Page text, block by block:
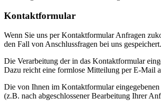
Kontaktformular
Wenn Sie uns per Kontaktformular Anfragen
den Fall von Anschlussfragen bei uns
Die Verarbeitung der in das Kontaktformular
Dazu reicht eine formlose Mitteilung per E-Mail
Die von Ihnen im Kontaktformular
(z.B. nach abgeschlossener Bearbeitung Ihrer